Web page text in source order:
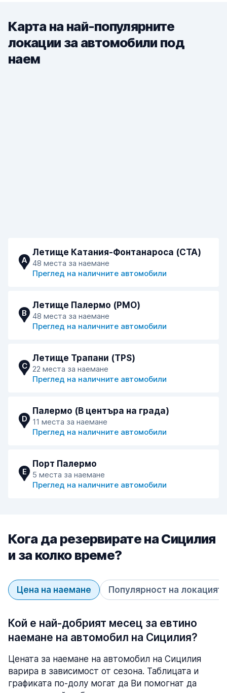
Карта на най-популярните
локации за автомобили под
наем
A
Летище Катания-Фонтанароса (CTA)
48 места за наемане
Преглед на наличните автомобили
B
Летище Палермо (PMO)
48 места за наемане
Преглед на наличните автомобили
C
Летище Трапани (TPS)
22 места за наемане
Преглед на наличните автомобили
D
Палермо (В центъра на града)
11 места за наемане
Преглед на наличните автомобили
E
Порт Палермо
5 места за наемане
Преглед на наличните автомобили
Кога да резервирате на Сицилия
и за колко време?
Цена на наемане Популярност на локацията
Кой е най-добрият месец за евтино
наемане на автомобил на Сицилия?
Цената за наемане на автомобил на Сицилия
варира в зависимост от сезона. Таблицата и
графиката по-долу могат да Ви помогнат да